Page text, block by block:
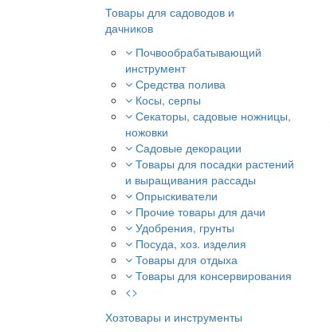
Товары для садоводов и
дачников
Почвообрабатывающий
инструмент
Средства полива
Косы, серпы
Секаторы, садовые ножницы,
ножовки
Садовые декорации
Товары для посадки растений
и выращивания рассады
Опрыскиватели
Прочие товары для дачи
Удобрения, грунты
Посуда, хоз. изделия
Товары для отдыха
Товары для консервирования
<>
Хозтовары и инструменты